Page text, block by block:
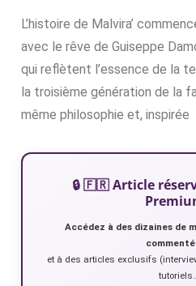
L’histoire de Malvira’
avec le rêve de Guiseppe
qui reflètent l’essence de la
la troisième génération de la
même philosophie et, inspirée
🔒 🇫🇷 Article
Accédez à des dizaines de
et à des articles exclusifs